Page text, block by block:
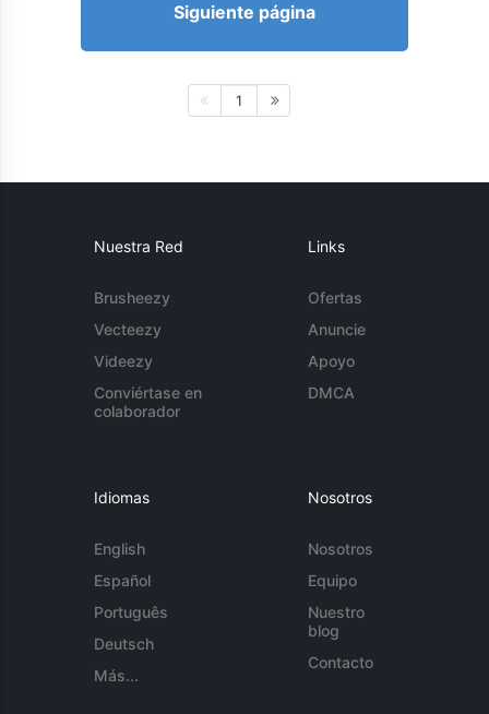
Siguiente página
1
Nuestra Red
Brusheezy
Vecteezy
Videezy
Conviértase en
colaborador
Links
Ofertas
Anuncie
Apoyo
DMCA
Idiomas
English
Español
Português
Deutsch
Más...
Nosotros
Nosotros
Equipo
Nuestro
blog
Contacto